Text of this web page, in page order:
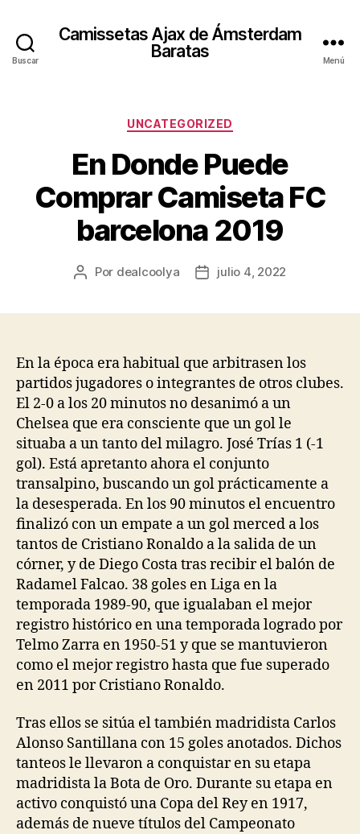
Buscar
Camissetas Ajax de Ámsterdam
Baratas
Menú
Categorías
UNCATEGORIZED
En Donde Puede
Comprar Camiseta FC
barcelona 2019
Autor
Por dealcoolya
Fechajulio 4, 2022
En la época era habitual que arbitrasen los
partidos jugadores o integrantes de otros clubes.
El 2-0 a los 20 minutos no desanimó a un
Chelsea que era consciente que un gol le
situaba a un tanto del milagro. José Trías 1 (-1
gol). Está apretanto ahora el conjunto
transalpino, buscando un gol prácticamente a
la desesperada. En los 90 minutos el encuentro
finalizó con un empate a un gol merced a los
tantos de Cristiano Ronaldo a la salida de un
córner, y de Diego Costa tras recibir el balón de
Radamel Falcao. 38 goles en Liga en la
temporada 1989-90, que igualaban el mejor
registro histórico en una temporada logrado por
Telmo Zarra en 1950-51 y que se mantuvieron
como el mejor registro hasta que fue superado
en 2011 por Cristiano Ronaldo.
Tras ellos se sitúa el también madridista Carlos
Alonso Santillana con 15 goles anotados. Dichos
tanteos le llevaron a conquistar en su etapa
madridista la Bota de Oro. Durante su etapa en
activo conquistó una Copa del Rey en 1917,
además de nueve títulos del Campeonato